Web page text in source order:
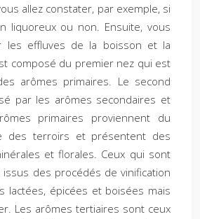
allez constater, par exemple, si
liquoreux ou non. Ensuite, vous
les effluves de la boisson et la
composé du premier nez qui est
arômes primaires. Le second
par les arômes secondaires et
primaires proviennent du
des terroirs et présentent des
et florales. Ceux qui sont
des procédés de vinification
lactées, épicées et boisées mais
Les arômes tertiaires sont ceux